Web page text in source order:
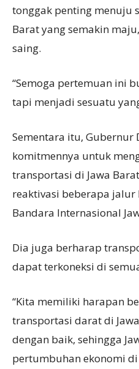
tonggak penting menuju
Barat yang semakin
saing.
“Semoga pertemuan ini
tapi menjadi sesuatu
Sementara itu, Gubernur
komitmennya untuk
transportasi di Jawa
reaktivasi beberapa
Bandara Internasional
Dia juga berharap
dapat terkoneksi di
“Kita memiliki harapan
transportasi darat di
dengan baik, sehingga
pertumbuhan ekonomi